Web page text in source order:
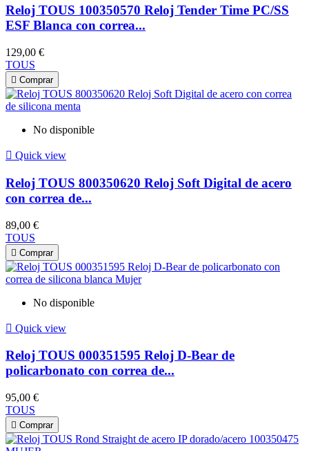
Reloj TOUS 100350570 Reloj Tender Time PC/SS
ESF Blanca con correa...
129,00 €
TOUS
 Comprar
No disponible
 Quick view
Reloj TOUS 800350620 Reloj Soft Digital de acero
con correa de...
89,00 €
TOUS
 Comprar
No disponible
 Quick view
Reloj TOUS 000351595 Reloj D-Bear de
policarbonato con correa de...
95,00 €
TOUS
 Comprar